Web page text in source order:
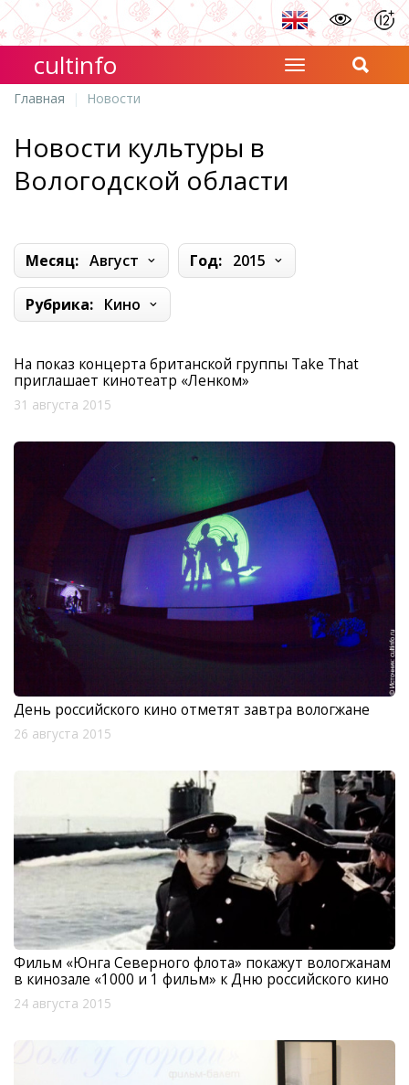
cultinfo
Главная Новости
Новости культуры в
Вологодской области
Месяц: Август Год: 2015
Рубрика: Кино
На показ концерта британской группы Take That
приглашает кинотеатр «Ленком»
31 августа 2015
День российского кино отметят завтра вологжане
26 августа 2015
Фильм «Юнга Северного флота» покажут вологжанам
в кинозале «1000 и 1 фильм» к Дню российского кино
24 августа 2015